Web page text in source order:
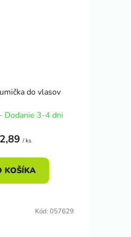
do vlasov
Dodanie 3-4 dni
/ ks
KOŠÍKA
Kód: 057629